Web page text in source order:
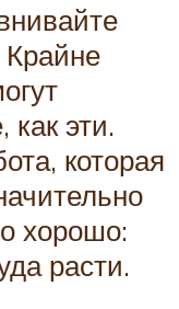
как эти.
которая
хорошо:
расти.